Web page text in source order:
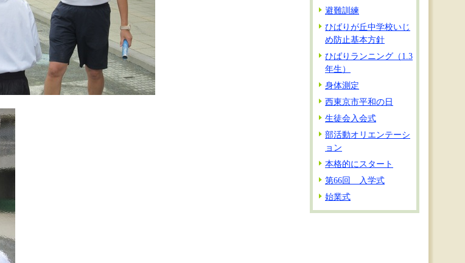
避難訓練
ひばりが丘中学校いじ
め防止基本方針
ひばりランニング（1.3
年生）
身体測定
西東京市平和の日
生徒会入会式
部活動オリエンテーシ
ョン
本格的にスタート
第66回 入学式
始業式